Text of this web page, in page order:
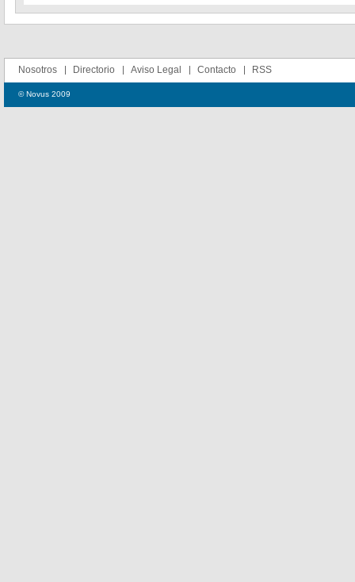
Nosotros Directorio Aviso Legal Contacto RSS
© Novus 2009